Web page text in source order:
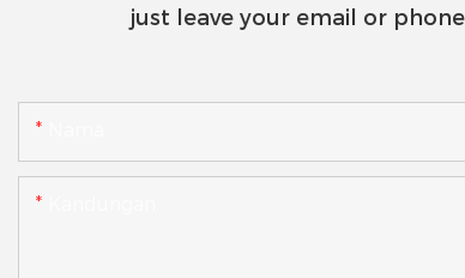
just leave your email or